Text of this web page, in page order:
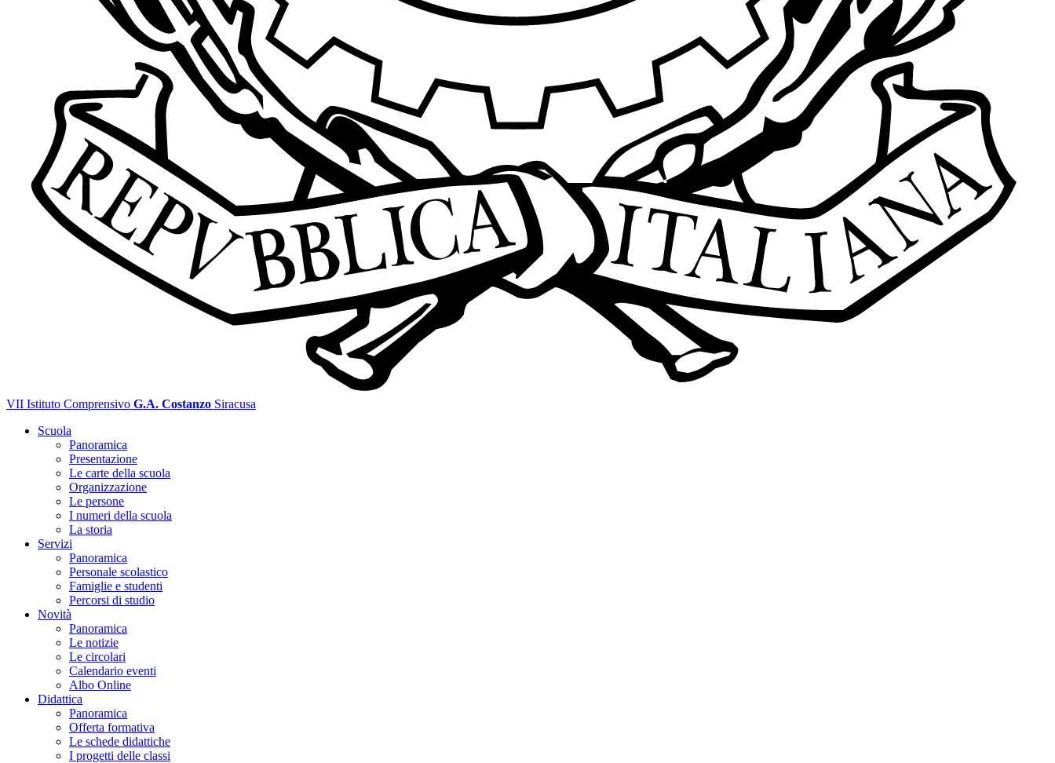
VII Istituto Comprensivo G.A. Costanzo Siracusa
Scuola
Panoramica
Presentazione
Le carte della scuola
Organizzazione
Le persone
I numeri della scuola
La storia
Servizi
Panoramica
Personale scolastico
Famiglie e studenti
Percorsi di studio
Novità
Panoramica
Le notizie
Le circolari
Calendario eventi
Albo Online
Didattica
Panoramica
Offerta formativa
Le schede didattiche
I progetti delle classi